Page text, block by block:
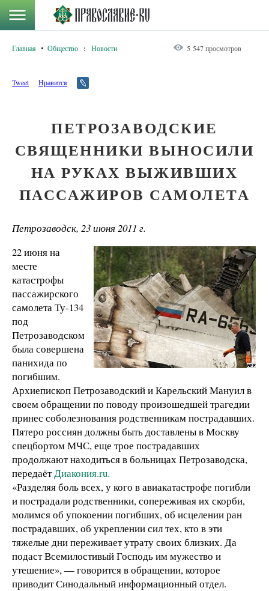
Главная Общество : Новости 5 547 просмотров
Tweet Нравится
ПЕТРОЗАВОДСКИЕ
СВЯЩЕННИКИ ВЫНОСИЛИ
НА РУКАХ ВЫЖИВШИХ
ПАССАЖИРОВ САМОЛЕТА
Петрозаводск, 23 июня 2011 г.
22 июня на
месте
катастрофы
пассажирского
самолета Ту-134
под
Петрозаводском
была совершена
панихида по
погибшим.
Архиепископ Петрозаводский и Карельский Мануил в
своем обращении по поводу произошедшей трагедии
принес соболезнования родственникам пострадавших.
Пятеро россиян должны быть доставлены в Москву
спецбортом МЧС, еще трое пострадавших
продолжают находиться в больницах Петрозаводска,
передаётДиакония.ru.
«Разделяя боль всех, у кого в авиакатастрофе погибли
и пострадали родственники, сопереживая их скорби,
молимся об упокоении погибших, об исцелении ран
пострадавших, об укреплении сил тех, кто в эти
тяжелые дни переживает утрату своих близких. Да
подаст Всемилостивый Господь им мужество и
утешение», — говорится в обращении, которое
приводит Синодальный информационный отдел.